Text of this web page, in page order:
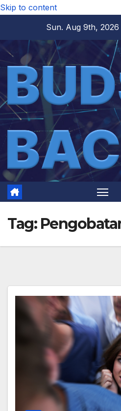
Skip to content
Sun. Aug 9th, 2026
Tag: